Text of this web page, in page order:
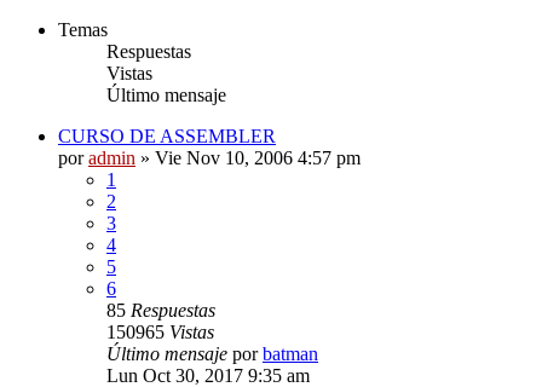
Temas
Respuestas
Vistas
Último mensaje
CURSO DE ASSEMBLER
poradmin » Vie Nov 10, 2006 4:57 pm
1
2
3
4
5
6
85 Respuestas
150965 Vistas
Último mensaje porbatman
Lun Oct 30, 2017 9:35 am